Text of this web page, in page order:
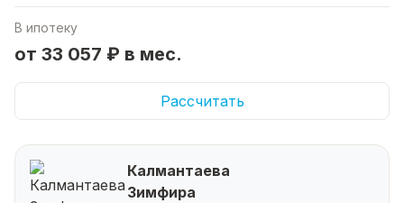
В ипотеку
от 33 057 ₽ в мес.
Рассчитать
Калмантаева
Зимфира